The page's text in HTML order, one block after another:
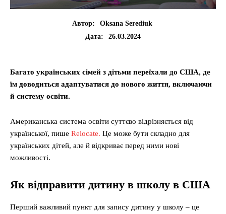
Автор:
Oksana Serediuk
Дата:
26.03.2024
Багато українських сімей з дітьми переїхали до США, де
їм доводиться адаптуватися до нового життя, включаючи
й систему освіти.
Американська система освіти суттєво відрізняється від
української, пише Relocate. Це може бути складно для
українських дітей, але й відкриває перед ними нові
можливості.
Як відправити дитину в школу в США
Перший важливий пункт для запису дитину у школу – це